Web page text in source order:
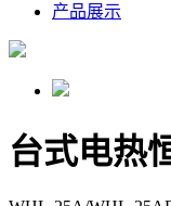
产品展示
台式电热